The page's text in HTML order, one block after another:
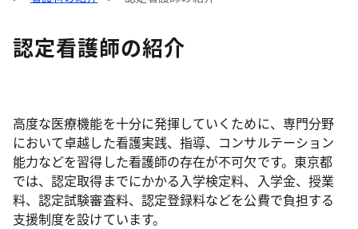
認定看護師の紹介
高度な医療機能を十分に発揮していくために、専門分野
において卓越した看護実践、指導、コンサルテーション
能力などを習得した看護師の存在が不可欠です。東京都
では、認定取得までにかかる入学検定料、入学金、授業
料、認定試験審査料、認定登録料などを公費で負担する
支援制度を設けています。